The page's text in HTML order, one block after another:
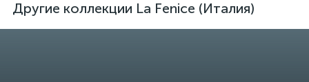
Другие коллекции La Fenice (Италия)